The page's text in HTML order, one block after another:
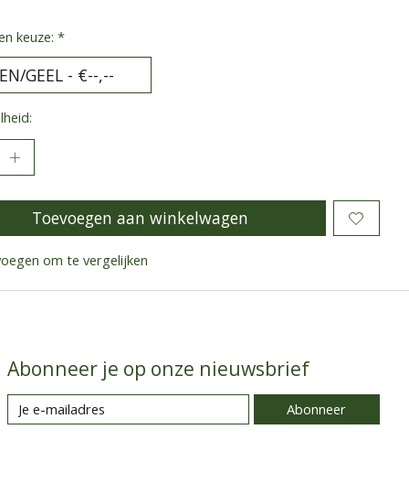
keuze: *
Toevoegen aan winkelwagen
om te vergelijken
Abonneer je op onze nieuwsbrief
Abonneer